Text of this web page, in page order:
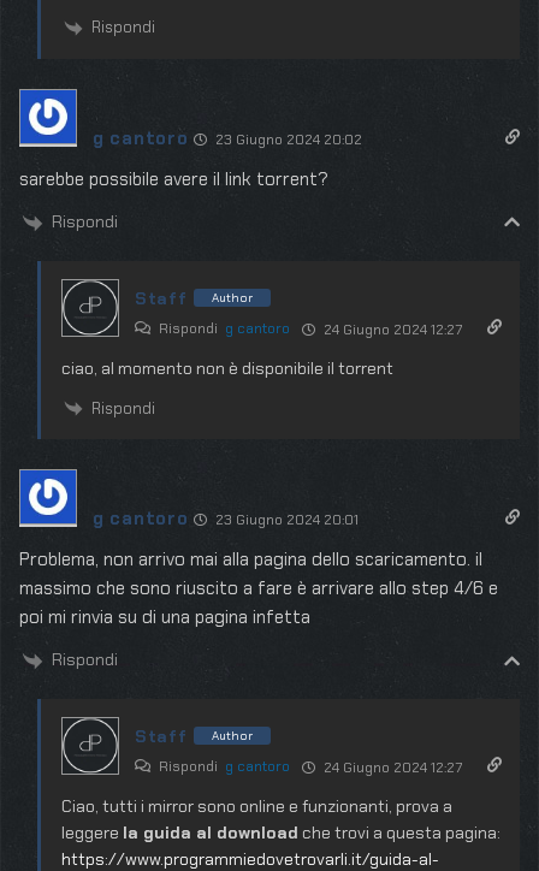
Rispondi
g cantoro 23 Giugno 2024 20:02
sarebbe possibile avere il link torrent?
Rispondi
Staff Author
Rispondi g cantoro 24 Giugno 2024 12:27
ciao, al momento non è disponibile il torrent
Rispondi
g cantoro 23 Giugno 2024 20:01
Problema, non arrivo mai alla pagina dello scaricamento. il
massimo che sono riuscito a fare è arrivare allo step 4/6 e
poi mi rinvia su di una pagina infetta
Rispondi
Staff Author
Rispondi g cantoro 24 Giugno 2024 12:27
Ciao, tutti i mirror sono online e funzionanti, prova a
leggere la guida al download che trovi a questa pagina:
https://www.programmiedovetrovarli.it/guida-al-